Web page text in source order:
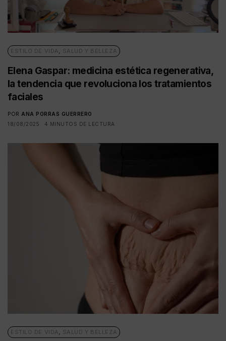
ESTILO DE VIDA , SALUD Y BELLEZA
Elena Gaspar: medicina estética regenerativa,
la tendencia que revoluciona los tratamientos
faciales
POR ANA PORRAS GUERRERO
18/08/2025
4 MINUTOS DE LECTURA
ESTILO DE VIDA , SALUD Y BELLEZA